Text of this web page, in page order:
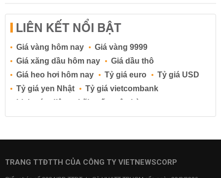
LIÊN KẾT NỔI BẬT
Giá vàng hôm nay
Giá vàng 9999
Giá xăng dầu hôm nay
Giá dầu thô
Giá heo hơi hôm nay
Tỷ giá euro
Tỷ giá USD
Tỷ giá yen Nhật
Tỷ giá vietcombank
Lịch cúp điện
Lãi suất ngân hàng
Lãi suất tiết kiệm
Lãi suất tiền gửi
Lãi suất ngân hàng BIDV
TRANG TTĐTTH CỦA CÔNG TY VIETNEWSCORP